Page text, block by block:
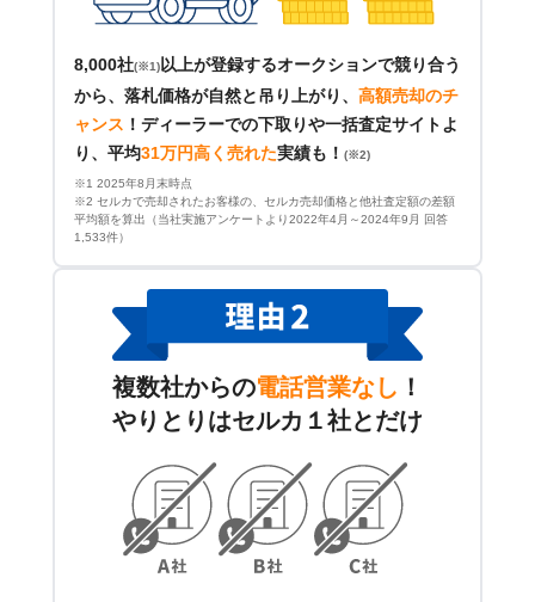
8,000社(※1) 以上が登録するオークションで競り合う
から、落札価格が自然と吊り上がり、 高額売却のチ
ャンス ！ ディーラーでの下取りや一括査定サイトよ
り、平均31万円高く売れた実績も！ (※2)
※1 2025年8月末時点
※2 セルカで売却されたお客様の、セルカ売却価格と他社査定額の差額
平均額を算出（当社実施アンケートより2022年4月～2024年9月 回答
1,533件）
複数社からの電話営業なし ！
やりとりはセルカ１社とだけ